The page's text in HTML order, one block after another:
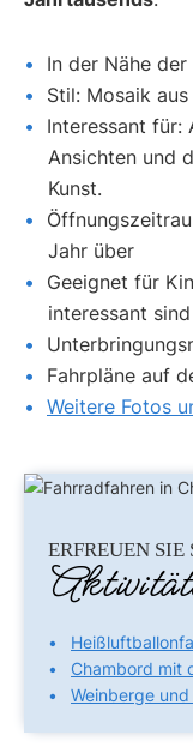
In der Nähe
Stil: Mosaik aus
Interessant für:
Ansichten und
Kunst.
Jahr über
Geeignet für
interessant sind
Fahrpläne auf
Weitere Fotos
ERFREUEN
Chambord mit
Weinberge